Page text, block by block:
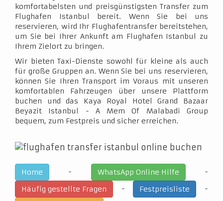
komfortabelsten und preisgünstigsten Transfer zum
Flughafen Istanbul bereit. Wenn Sie bei uns
reservieren, wird Ihr Flughafentransfer bereitstehen,
um Sie bei Ihrer Ankunft am Flughafen Istanbul zu
Ihrem Zielort zu bringen.
Wir bieten Taxi-Dienste sowohl für kleine als auch
für große Gruppen an. Wenn Sie bei uns reservieren,
können Sie Ihren Transport im Voraus mit unseren
komfortablen Fahrzeugen über unsere Plattform
buchen und das Kaya Royal Hotel Grand Bazaar
Beyazit Istanbul - A Mem Of Malabadi Group
bequem, zum Festpreis und sicher erreichen.
Home - WhatsApp Online Hilfe
-
Häufig gestellte Fragen
- Festpreisliste
-